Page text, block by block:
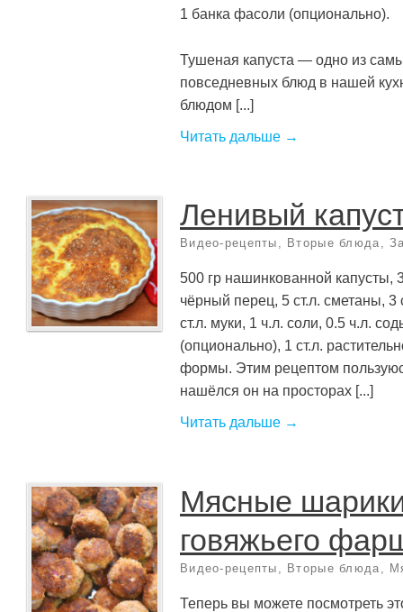
1 банка фасоли (опционально).
Тушеная капуста — одно из
повседневных блюд в нашей
блюдом [...]
Читать дальше →
Ленивый
Видео-рецепты , Вторые блюда ,
500 гр нашинкованной капусты,
чёрный перец, 5 ст.л. сметаны, 3
ст.л. муки, 1 ч.л. соли, 0.5 ч.л.
(опционально), 1 ст.л.
формы. Этим рецептом
нашёлся он на просторах [...]
Читать дальше →
Мясные
говяжьего
Видео-рецепты Вторые блюда
Теперь вы можете посмотреть